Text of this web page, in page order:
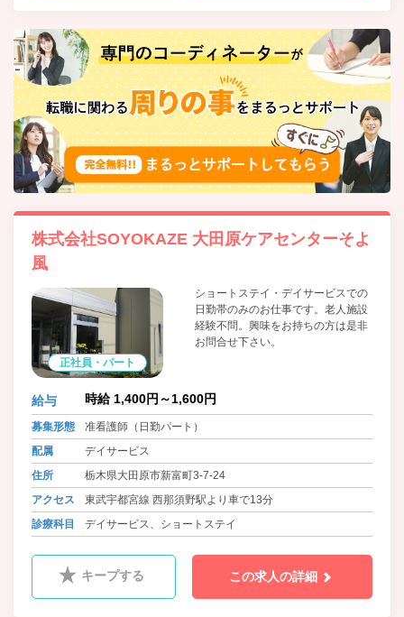
株式会社SOYOKAZE 大田原ケアセンターそよ
風
正社員・パート
ショートステイ・デイサービスでの
日勤帯のみのお仕事です。老人施設
経験不問。興味をお持ちの方は是非
お問合せ下さい。
給与 時給 1,400円～1,600円
募集形態
准看護師（日勤パート）
配属
デイサービス
住所
栃木県大田原市新富町3-7-24
アクセス
東武宇都宮線 西那須野駅より車で13分
診療科目
デイサービス、ショートステイ
キープする この求人の詳細